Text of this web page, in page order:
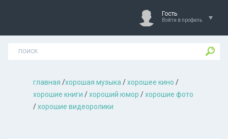
Гость
Войти в профиль
главная /хорошая музыкa /хорошее кино /
хорошие книги /хороший юмор /хорошие фото
/хорошие видеоролики